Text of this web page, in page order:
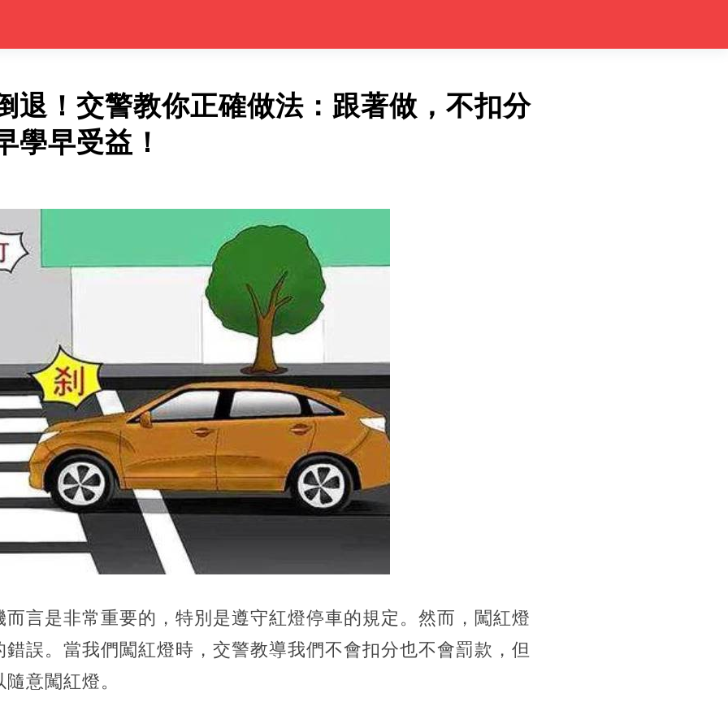
退！交警教你正確做法：跟著做，不扣分
學早受益！
言是非常重要的， 特別是遵守紅燈停車的規定。然而，闖紅燈
誤。當我們闖紅燈時，交警教導我們不會扣分也不會罰款，但
意闖紅燈。